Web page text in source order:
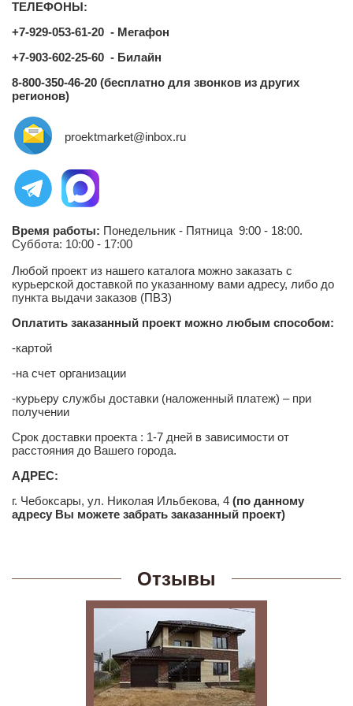
Одноэтажные
Двухэтажные
Мансарда
Габариты
8х8
8х9
8х10
8х12
9х9
9х10
10х12
10х14
11х11
11х13
11х14
11х15
12х14
Керамблок
Керамзитобетонный блок
ТЕЛЕФОНЫ:
+7-929-053-61-20 - Мегафон
+7-903-602-25-60 - Билайн
8-800-350-46-20 (бесплатно для звонков из других
регионов)
proektmarket@inbox.ru
Время работы: Понедельник - Пятница 9:00 - 18:00.
Суббота: 10:00 - 17:00
Любой проект из нашего каталога можно заказать с
курьерской доставкой по указанному вами адресу, либо до
пункта выдачи заказов (ПВЗ)
Оплатить заказанный проект можно любым способом:
-картой
-на счет организации
-курьеру службы доставки (наложенный платеж) – при
получении
Срок доставки проекта : 1-7 дней в зависимости от
расстояния до Вашего города.
АДРЕС:
г. Чебоксары, ул. Николая Ильбекова, 4 (по данному
адресу Вы можете забрать заказанный проект)
Отзывы